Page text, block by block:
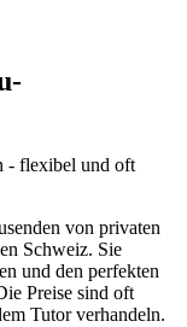
- flexibel und oft
von privaten
Schweiz. Sie
und den perfekten
Preise sind oft
Tutor verhandeln.